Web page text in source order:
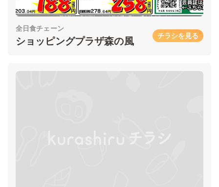
全日食チェーン
ショッピングプラザ森の風 チラシを見る